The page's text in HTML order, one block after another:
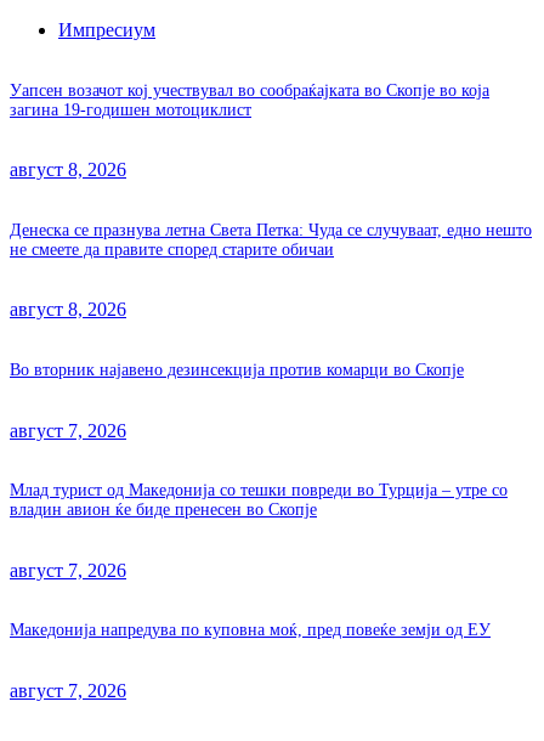
Импресиум
Уапсен возачот кој учествувал во сообраќајката во Скопје во која
загина 19-годишен мотоциклист
август 8, 2026
Денеска се празнува летна Света Петка: Чуда се случуваат, едно нешто
не смеете да правите според старите обичаи
август 8, 2026
Во вторник најавено дезинсекција против комарци во Скопје
август 7, 2026
Млад турист од Македонија со тешки повреди во Турција – утре со
владин авион ќе биде пренесен во Скопје
август 7, 2026
Македонија напредува по куповна моќ, пред повеќе земји од ЕУ
август 7, 2026